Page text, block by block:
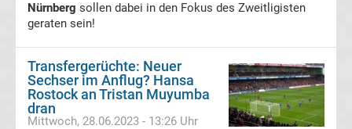
Transfergerüchte
SC
Freiburg
Nürnberg sollen dabei in den Fokus des Zweitligisten
geraten sein!
Transfergerüchte: Neuer
Sechser im Anflug? Hansa
Rostock an Tristan Muyumba
dran
Mittwoch, 28.06.2023 - 13:26 Uhr